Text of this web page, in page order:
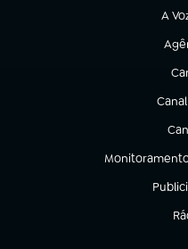
A
(abre
(abre em nova
(abre